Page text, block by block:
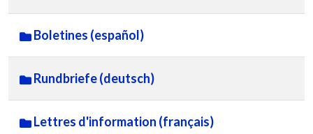
Boletines (español)
Rundbriefe (deutsch)
Lettres d'information (français)